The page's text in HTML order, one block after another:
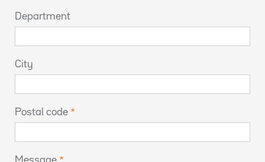
Department
City
Postal code